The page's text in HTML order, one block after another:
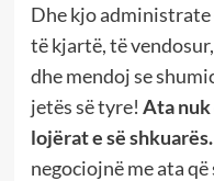
Dhe kjo administrate
të kjartë, të
dhe mendoj se
jetës së tyre! Ata nuk
lojërat e së shkuarës.
negociojnë me ata